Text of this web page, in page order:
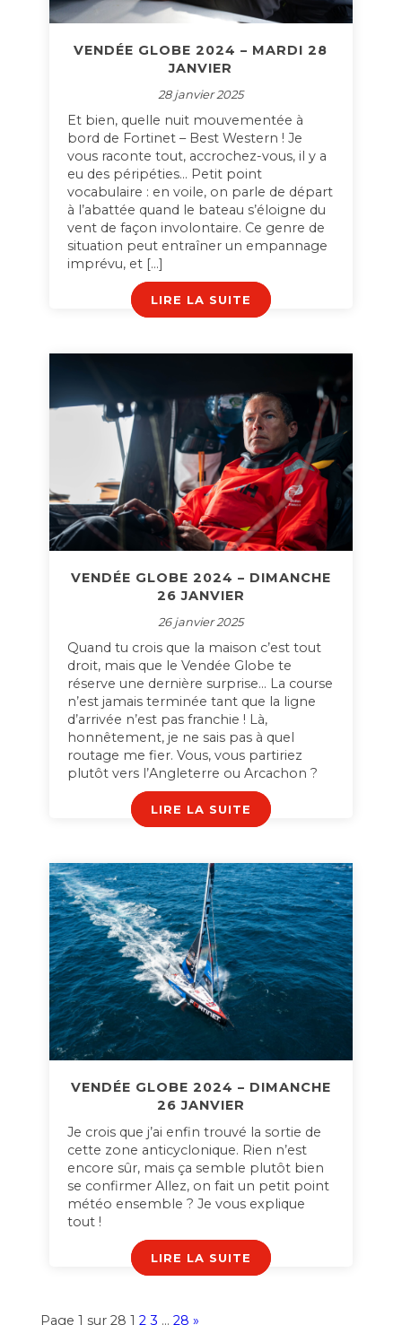
VENDÉE GLOBE 2024 – MARDI 28
JANVIER
28 janvier 2025
Et bien, quelle nuit mouvementée à
bord de Fortinet – Best Western ! Je
vous raconte tout, accrochez-vous, il y a
eu des péripéties… Petit point
vocabulaire : en voile, on parle de départ
à l’abattée quand le bateau s’éloigne du
vent de façon involontaire. Ce genre de
situation peut entraîner un empannage
imprévu, et […]
LIRE LA SUITE
VENDÉE GLOBE 2024 – DIMANCHE
26 JANVIER
26 janvier 2025
Quand tu crois que la maison c’est tout
droit, mais que le Vendée Globe te
réserve une dernière surprise… La course
n’est jamais terminée tant que la ligne
d’arrivée n’est pas franchie ! Là,
honnêtement, je ne sais pas à quel
routage me fier. Vous, vous partiriez
plutôt vers l’Angleterre ou Arcachon ?
LIRE LA SUITE
VENDÉE GLOBE 2024 – DIMANCHE
26 JANVIER
Je crois que j’ai enfin trouvé la sortie de
cette zone anticyclonique. Rien n’est
encore sûr, mais ça semble plutôt bien
se confirmer Allez, on fait un petit point
météo ensemble ? Je vous explique
tout !
LIRE LA SUITE
Page 1 sur 28 1 2 3 … 28 »